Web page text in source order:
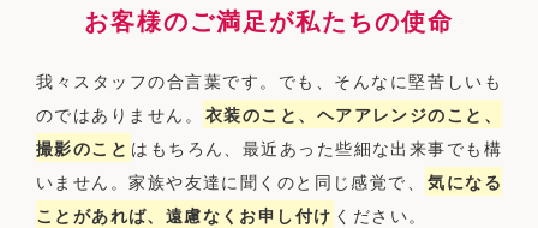
お客様のご満足が私たちの使命
我々スタッフの合言葉です。でも、そんなに堅苦しいも
のではありません。
衣装のこと、ヘアアレンジのこと、
撮影のこと はもちろん、最近あった些細な出来事でも構
いません。家族や友達に聞くのと同じ感覚で、 気になる
ことがあれば、遠慮なくお申し付け ください。